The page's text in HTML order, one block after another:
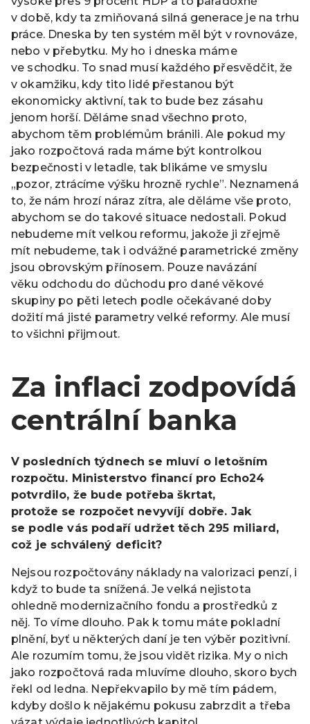
v době, kdy ta zmiňovaná silná generace je na trhu
práce. Dneska by ten systém měl být v rovnováze,
nebo v přebytku. My ho i dneska máme
ve schodku. To snad musí každého přesvědčit, že
v okamžiku, kdy tito lidé přestanou být
ekonomicky aktivní, tak to bude bez zásahu
jenom horší. Děláme snad všechno proto,
abychom těm problémům bránili. Ale pokud my
jako rozpočtová rada máme být kontrolkou
bezpečnosti v letadle, tak blikáme ve smyslu
„pozor, ztrácíme výšku hrozně rychle”. Neznamená
to, že nám hrozí náraz zítra, ale děláme vše proto,
abychom se do takové situace nedostali. Pokud
nebudeme mít velkou reformu, jakože ji zřejmě
mít nebudeme, tak i odvážné parametrické změny
jsou obrovským přínosem. Pouze navázání
věku odchodu do důchodu pro dané věkové
skupiny po pěti letech podle očekávané doby
dožití má jisté parametry velké reformy. Ale musí
to všichni přijmout.
Za inflaci zodpovídá
centrální banka
V posledních týdnech se mluví o letošním
rozpočtu. Ministerstvo financí pro Echo24
potvrdilo, že bude potřeba škrtat,
protože se rozpočet nevyvíjí dobře. Jak
se podle vás podaří udržet těch 295 miliard,
což je schválený deficit?
Nejsou rozpočtovány náklady na valorizaci penzí, i
když to bude ta snížená. Je velká nejistota
ohledně modernizačního fondu a prostředků z
něj. To víme dlouho. Pak k tomu máte pokladní
plnění, byť u některých daní je ten výběr pozitivní.
Ale rozumím tomu, že jsou vidět rizika. My o nich
jako rozpočtová rada mluvíme dlouho, skoro bych
řekl od ledna. Nepřekvapilo by mě tím pádem,
kdyby došlo k nějakému pokusu zabrzdit a třeba